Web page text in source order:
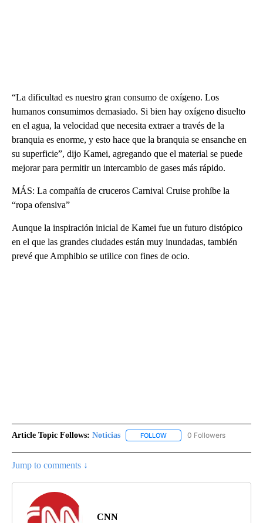
“La dificultad es nuestro gran consumo de oxígeno. Los
humanos consumimos demasiado. Si bien hay oxígeno disuelto
en el agua, la velocidad que necesita extraer a través de la
branquia es enorme, y esto hace que la branquia se ensanche en
su superficie”, dijo Kamei, agregando que el material se puede
mejorar para permitir un intercambio de gases más rápido.
MÁS: La compañía de cruceros Carnival Cruise prohíbe la
“ropa ofensiva”
Aunque la inspiración inicial de Kamei fue un futuro distópico
en el que las grandes ciudades están muy inundadas, también
prevé que Amphibio se utilice con fines de ocio.
Article Topic Follows: Noticias FOLLOW FOLLOW "NOTICIAS" TO
0 Followers
Jump to comments ↓
CNN